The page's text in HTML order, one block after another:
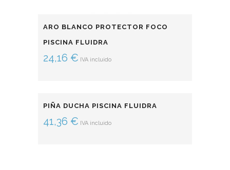
ARO BLANCO PROTECTOR FOCO
PISCINA FLUIDRA
24,16 € IVA incluido
PIÑA DUCHA PISCINA FLUIDRA
41,36 € IVA incluido